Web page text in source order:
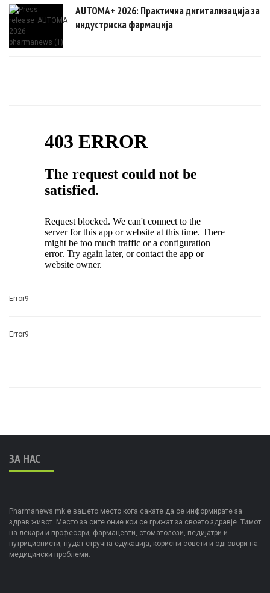
AUTOMA+ 2026: Практична дигитализација за
индустриска фармација
Error9
Error9
ЗА НАС
Pharmanews.mk е вашето место кога сакате да се информирате за
здрав живот. Место за сите оние кои се грижат за своето здравје. Тимот
на лекари и професори, фармацевти, стоматолози, педијатри и
нутриционисти, нудат стручна едукација, корисни совети и одговори на
медицински проблеми.